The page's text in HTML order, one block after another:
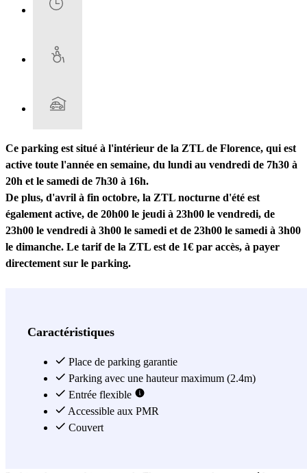
Ce parking est situé à l'intérieur de la ZTL de Florence, qui est
active toute l'année en semaine, du lundi au vendredi de 7h30 à
20h et le samedi de 7h30 à 16h.
De plus, d'avril à fin octobre, la ZTL nocturne d'été est
également active, de 20h00 le jeudi à 23h00 le vendredi, de
23h00 le vendredi à 3h00 le samedi et de 23h00 le samedi à 3h00
le dimanche. Le tarif de la ZTL est de 1€ par accès, à payer
directement sur le parking.
moyenne (L < 4,20m). Pour les voitures de grande taille comme
les monospaces ou les SUV, il vous faudra payer un supplément
directement dans le parking.
Horaires du parking les jours fériés : 24 décember: 07h-22h30
Caractéristiques
Place de parking garantie
Parking avec une hauteur maximum (2.4m)
Entrée flexible
Accessible aux PMR
Couvert